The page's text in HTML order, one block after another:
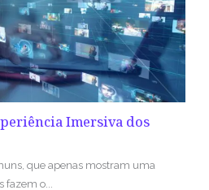
Imersiva dos
que apenas mostram uma
fazem o...